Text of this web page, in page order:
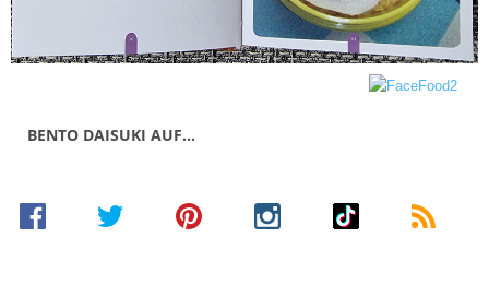
BENTO DAISUKI AUF…